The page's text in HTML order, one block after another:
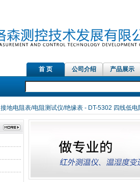
首 页 公司介绍 产品展示
接地电阻表/电阻测试仪/绝缘表- DT-5302 四线低电